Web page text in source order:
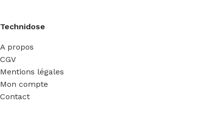
Technidose
A propos
CGV
Mentions légales
Mon compte
Contact